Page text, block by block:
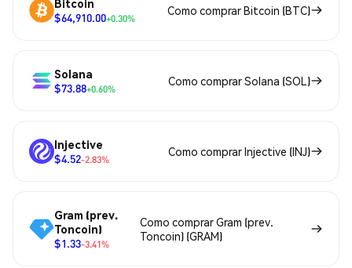
Bitcoin
$64,910.00+0.30%
Como comprar Bitcoin (BTC)
Solana
$73.88+0.60%
Como comprar Solana (SOL)
Injective
$4.52-2.83%
Como comprar Injective (INJ)
Gram (prev.
Toncoin)
$1.33-3.41%
Como comprar Gram (prev.
Toncoin) (GRAM)